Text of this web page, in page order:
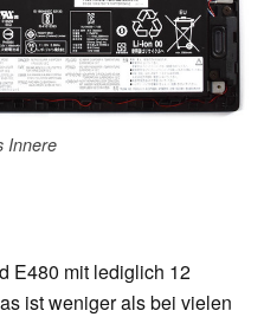
Innere
E480 mit lediglich 12
ist weniger als bei vielen